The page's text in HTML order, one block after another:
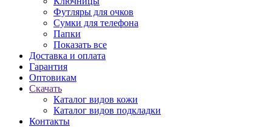
Футляры для очков
Сумки для телефона
Папки
Показать все
Доставка и оплата
Гарантия
Оптовикам
Скачать
Каталог видов кожи
Каталог видов подкладки
Контакты